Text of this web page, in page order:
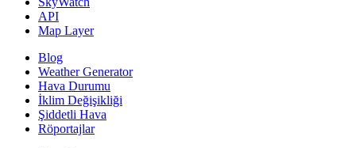
API
Map Layer
Blog
Weather Generator
Hava Durumu
İklim Değişikliği
Şiddetli Hava
Röportajlar